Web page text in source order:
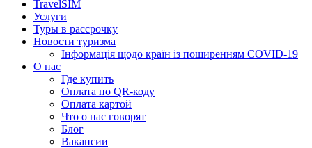
TravelSIM
Услуги
Туры в рассрочку
Новости туризма
Інформація щодо країн із поширенням COVID-19
О нас
Где купить
Оплата по QR-коду
Оплата картой
Что о нас говорят
Блог
Вакансии